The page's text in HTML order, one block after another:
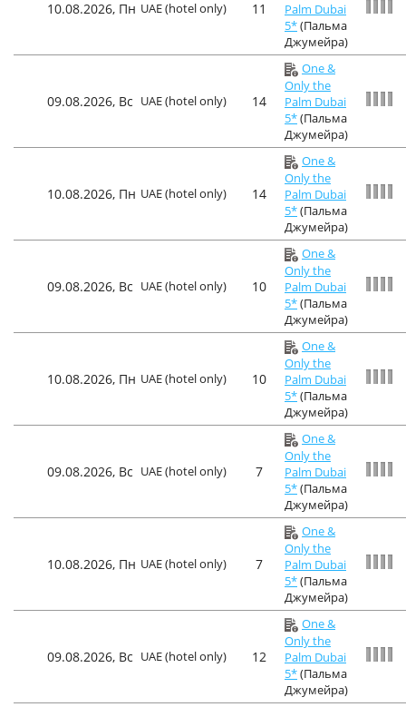
10.08.2026, Пн UAE (hotel only) 11
Palm Dubai
5*(Пальма
Джумейра)
09.08.2026, Вс UAE (hotel only) 14
One &
Only the
Palm Dubai
5*(Пальма
Джумейра)
10.08.2026, Пн UAE (hotel only) 14
One &
Only the
Palm Dubai
5*(Пальма
Джумейра)
09.08.2026, Вс UAE (hotel only) 10
One &
Only the
Palm Dubai
5*(Пальма
Джумейра)
10.08.2026, Пн UAE (hotel only) 10
One &
Only the
Palm Dubai
5*(Пальма
Джумейра)
09.08.2026, Вс UAE (hotel only) 7
One &
Only the
Palm Dubai
5*(Пальма
Джумейра)
10.08.2026, Пн UAE (hotel only) 7
One &
Only the
Palm Dubai
5*(Пальма
Джумейра)
09.08.2026, Вс UAE (hotel only) 12
One &
Only the
Palm Dubai
5*(Пальма
Джумейра)